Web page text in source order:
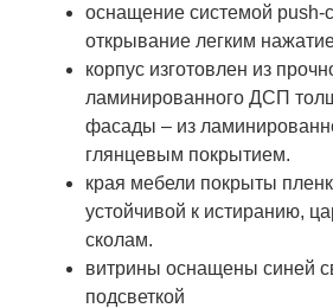
оснащение системой push-
открывание легким
корпус изготовлен из
ламинированного ДСП
фасады – из
глянцевым покрытием.
края мебели покрыты
устойчивой к истиранию,
сколам.
витрины оснащены синей
подсветкой